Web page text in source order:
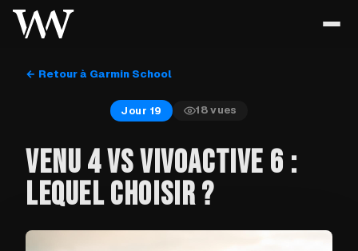
← Retour à Garmin School
Jour 19 18vues
VENU 4 VS VIVOACTIVE 6 :
LEQUEL CHOISIR ?